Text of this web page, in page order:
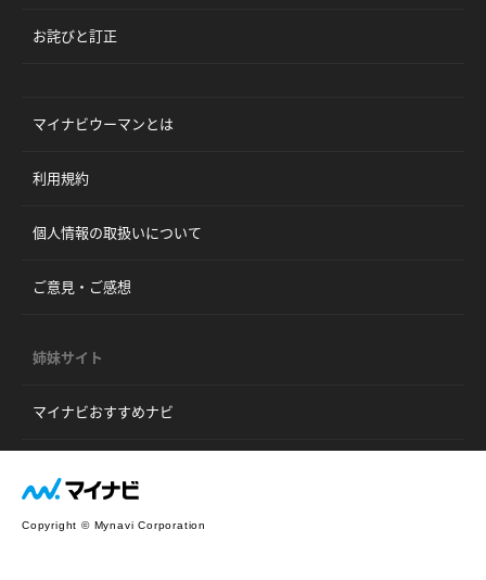
お詫びと訂正
マイナビウーマンとは
利用規約
個人情報の取扱いについて
ご意見・ご感想
姉妹サイト
マイナビおすすめナビ
Copyright © Mynavi Corporation